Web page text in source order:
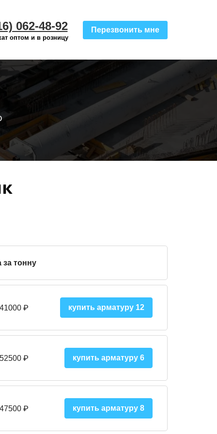
062-48-92
оптом и в розницу
Перезвонить мне
за тонну
₽ купить арматуру 12
₽ купить арматуру 6
00₽ купить арматуру 8